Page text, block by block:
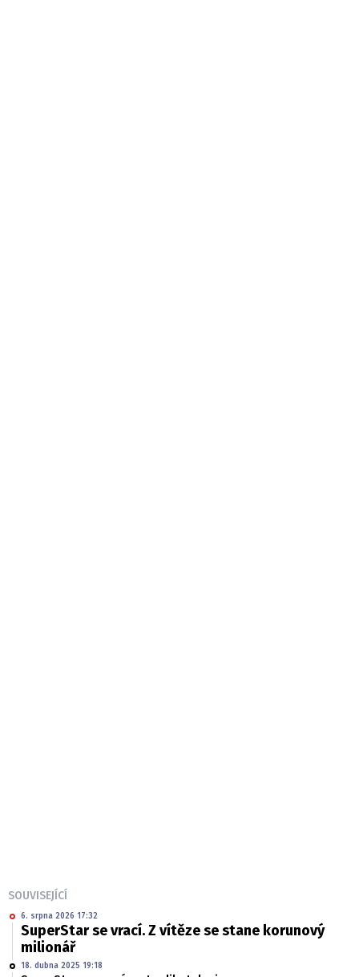
SOUVISEJÍCÍ
6. srpna 2026 17:32
SuperStar se vrací. Z vítěze se stane korunový
milionář
18. dubna 2025 19:18